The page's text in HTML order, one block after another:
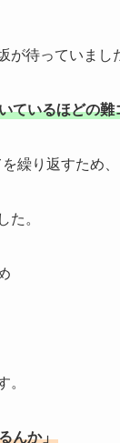
が待っていまし
ているほどの難
繰り返すため、
た。
。
んか」